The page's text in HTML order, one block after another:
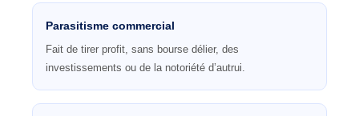
Parasitisme commercial
Fait de tirer profit, sans bourse délier, des
investissements ou de la notoriété d’autrui.